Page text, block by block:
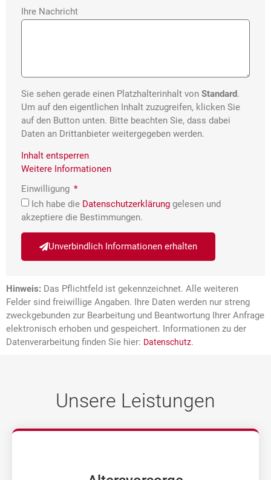
Ihre Nachricht
Sie sehen gerade einen Platzhalterinhalt von Standard.
Um auf den eigentlichen Inhalt zuzugreifen, klicken Sie
auf den Button unten. Bitte beachten Sie, dass dabei
Daten an Drittanbieter weitergegeben werden.
Inhalt entsperren
Weitere Informationen
Einwilligung
Ich habe die Datenschutzerklärung gelesen und
akzeptiere die Bestimmungen.
Unverbindlich Informationen erhalten
Hinweis: Das Pflichtfeld ist gekennzeichnet. Alle weiteren
Felder sind freiwillige Angaben. Ihre Daten werden nur streng
zweckgebunden zur Bearbeitung und Beantwortung Ihrer Anfrage
elektronisch erhoben und gespeichert. Informationen zu der
Datenverarbeitung finden Sie hier: Datenschutz.
Unsere Leistungen